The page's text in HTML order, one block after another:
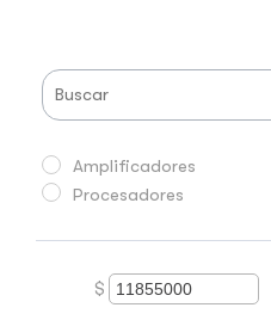
Amplificadores
Procesadores
$